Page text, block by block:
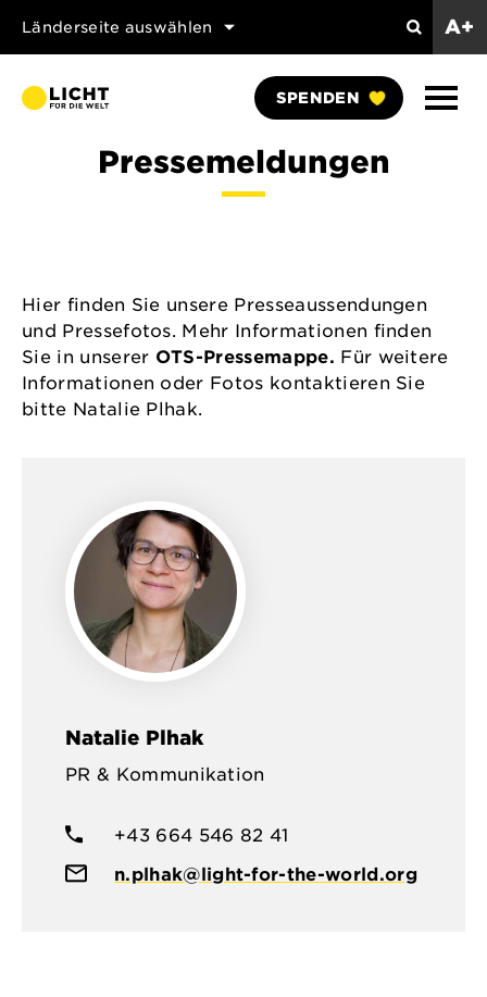
Länderseite auswählen
Suchen
A+
SPENDEN
Pressemeldungen
Hier finden Sie unsere Presseaussendungen
und Pressefotos. Mehr Informationen finden
Sie in unserer OTS-Pressemappe. Für weitere
Informationen oder Fotos kontaktieren Sie
bitte Natalie Plhak.
Natalie Plhak
PR & Kommunikation
+43 664 546 82 41
n.plhak@light-for-the-world.org